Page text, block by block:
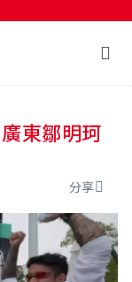
東鄒明珂
分享